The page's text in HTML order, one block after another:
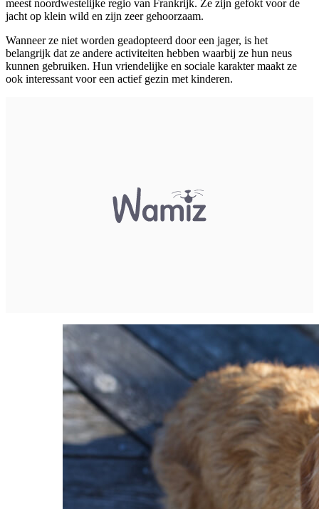
meest noordwestelijke regio van Frankrijk. Ze zijn gefokt voor de
jacht op klein wild en zijn zeer gehoorzaam.
Wanneer ze niet worden geadopteerd door een jager, is het
belangrijk dat ze andere activiteiten hebben waarbij ze hun neus
kunnen gebruiken. Hun vriendelijke en sociale karakter maakt ze
ook interessant voor een actief gezin met kinderen.